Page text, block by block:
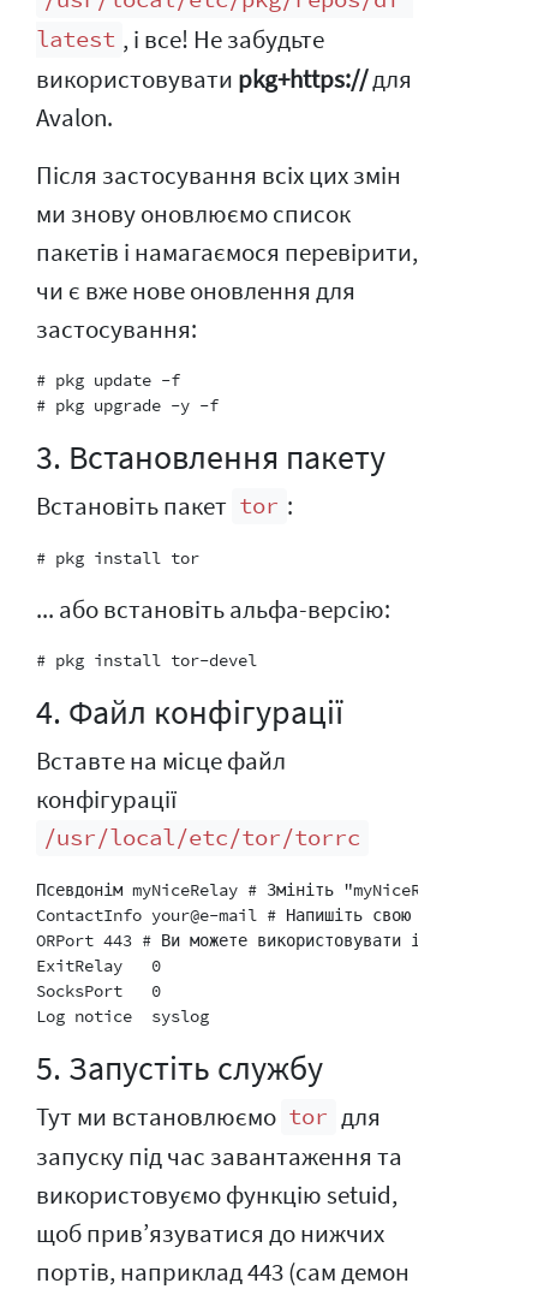
latest , і все! Не забудьте
використовувати pkg+https://для
Avalon.
Після застосування всіх цих змін
ми знову оновлюємо список
пакетів і намагаємося перевірити,
чи є вже нове оновлення для
застосування:
# pkg update -f
3. Встановлення пакету
Встановіть пакет tor :
... або встановіть альфа-версію:
4. Файл конфігурації
Вставте на місце файл
конфігурації
/usr/local/etc/tor/torrc
Псевдонім myNiceRelay # Змініть "myNiceRelay" на
ContactInfo your@e-mail # Напишіть свою електронну
ORPort 443 # Ви можете використовувати інші порт,
ExitRelay   0
SocksPort   0
5. Запустіть службу
Тут ми встановлюємо tor для
запуску під час завантаження та
використовуємо функцію setuid,
щоб прив’язуватися до нижчих
портів, наприклад 443 (сам демон